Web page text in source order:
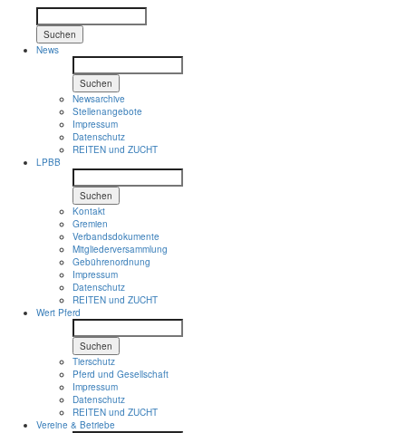
Suchen
News
Suchen
Newsarchive
Stellenangebote
Impressum
Datenschutz
REITEN und ZUCHT
LPBB
Suchen
Kontakt
Gremien
Verbandsdokumente
Mitgliederversammlung
Gebührenordnung
Impressum
Datenschutz
REITEN und ZUCHT
Wert Pferd
Suchen
Tierschutz
Pferd und Gesellschaft
Impressum
Datenschutz
REITEN und ZUCHT
Vereine & Betriebe